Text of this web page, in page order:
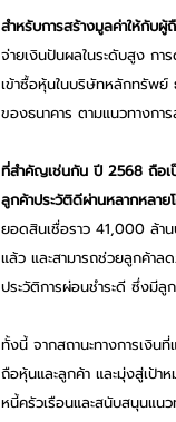
สำหรับการสร้างมูลค่าให้กับ
จ่ายเงินปันผลในระดับสูง กา
เข้าซื้อหุ้นในบริษัทหลักทรัพย์
ของธนาคาร ตามแนวทางก
ที่สำคัญเช่นกัน ปี 2568 ถือ
ลูกค้าประวัติดีผ่านหลากหลาย
ยอดสินเชื่อราว 41,000 ล้าน
แล้ว และสามารถช่วยลูกค้าล
ประวัติการผ่อนชำระดี ซึ่งมีลู
ทั้งนี้ จากสถานะทางการเงิน
ถือหุ้นและลูกค้า และมุ่งสู่เป้
หนี้ครัวเรือนและสนับสนุนแน